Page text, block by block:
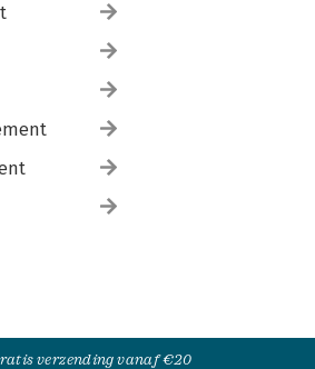
verzending vanaf €20